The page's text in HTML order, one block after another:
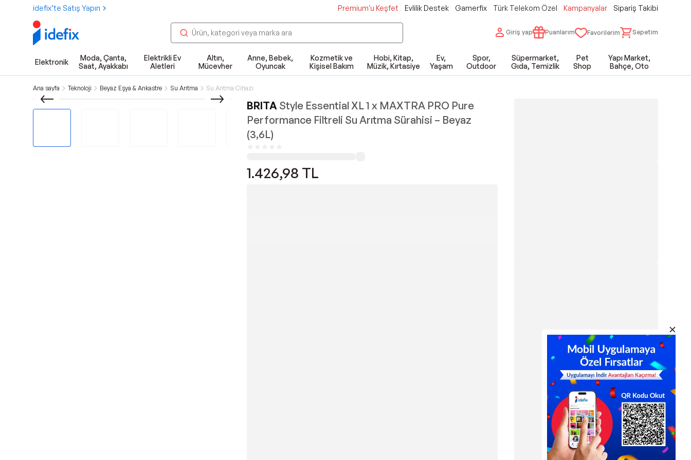
idefix’te Satış Yapın Premium'u Keşfet Evlilik Destek Gamerfix Türk Telekom Özel Kampanyalar Sipariş Takibi
Giriş yap Puanlarım Favorilerim Sepetim
Elektronik
Moda, Çanta,
Saat, Ayakkabı
Elektrikli Ev
Aletleri
Altın,
Mücevher
Anne, Bebek,
Oyuncak
Kozmetik ve
Kişisel Bakım
Hobi, Kitap,
Müzik, Kırtasiye
Ev,
Yaşam
Spor,
Outdoor
Süpermarket,
Gıda, Temizlik
Pet
Shop
Yapı Market,
Bahçe, Oto
Ana sayfa Teknoloji Beyaz Eşya & Ankastre Su Arıtma Su Arıtma Cihazı
BRITA Style Essential XL 1 x MAXTRA PRO Pure
Performance Filtreli Su Arıtma Sürahisi – Beyaz
(3,6L)
1.426,98 TL